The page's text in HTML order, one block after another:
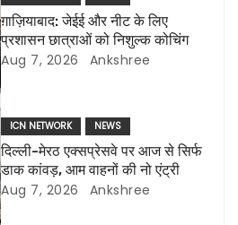
ग़ाज़ियाबाद: जेईई और नीट के लिए
प्रशासन छात्राओं को निशुल्क कोचिंग
Aug 7, 2026 Ankshree
ICN NETWORK NEWS
दिल्ली-मेरठ एक्सप्रेसवे पर आज से सिर्फ
डाक कांवड़, आम वाहनों की नो एंट्री
Aug 7, 2026 Ankshree